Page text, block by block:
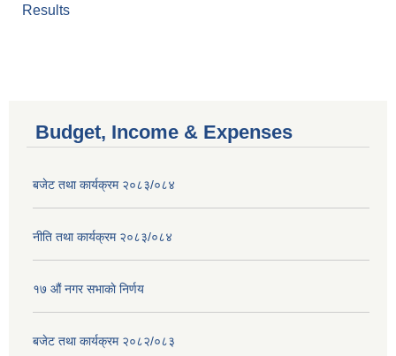
Results
Budget, Income & Expenses
बजेट तथा कार्यक्रम २०८३/०८४
नीति तथा कार्यक्रम २०८३/०८४
१७ ‌‍औं नगर सभाकाे निर्णय
बजेट तथा कार्यक्रम २०८२/०८३